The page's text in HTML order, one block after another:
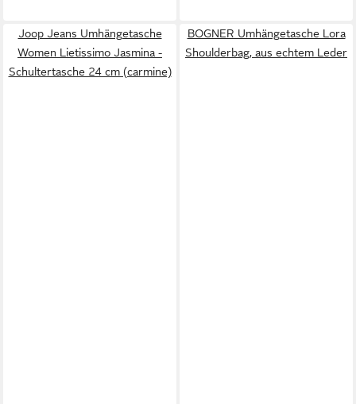
Joop Jeans Umhängetasche
Women Lietissimo Jasmina -
Schultertasche 24 cm (carmine)
BOGNER Umhängetasche Lora
Shoulderbag, aus echtem Leder